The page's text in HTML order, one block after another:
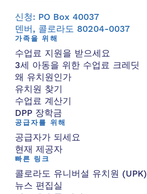
신청: PO Box 40037
덴버, 콜로라도 80204-0037
가족을 위해
수업료 지원을 받으세요
3세 아동을 위한 수업료 크레딧
왜 유치원인가
유치원 찾기
수업료 계산기
DPP 장학금
공급자를 위해
공급자가 되세요
현재 제공자
빠른 링크
콜로라도 유니버설 유치원 (UPK)
뉴스 편집실